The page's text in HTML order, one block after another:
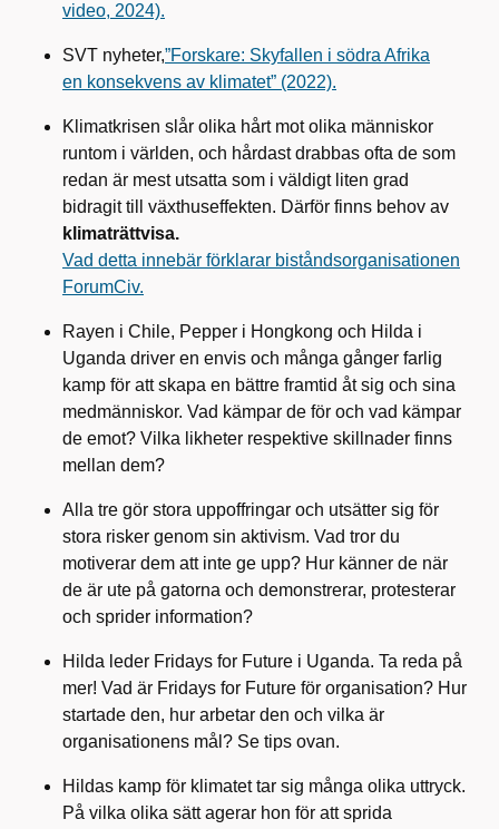
video, 2024).
SVT nyheter,”Forskare: Skyfallen i södra Afrika
en konsekvens av klimatet” (2022).
Klimatkrisen slår olika hårt mot olika människor
runtom i världen, och hårdast drabbas ofta de som
redan är mest utsatta som i väldigt liten grad
bidragit till växthuseffekten. Därför finns behov av
klimaträttvisa.
Vad detta innebär förklarar biståndsorganisationen
ForumCiv.
Rayen i Chile, Pepper i Hongkong och Hilda i
Uganda driver en envis och många gånger farlig
kamp för att skapa en bättre framtid åt sig och sina
medmänniskor. Vad kämpar de för och vad kämpar
de emot? Vilka likheter respektive skillnader finns
mellan dem?
Alla tre gör stora uppoffringar och utsätter sig för
stora risker genom sin aktivism. Vad tror du
motiverar dem att inte ge upp? Hur känner de när
de är ute på gatorna och demonstrerar, protesterar
och sprider information?
Hilda leder Fridays for Future i Uganda. Ta reda på
mer! Vad är Fridays for Future för organisation? Hur
startade den, hur arbetar den och vilka är
organisationens mål? Se tips ovan.
Hildas kamp för klimatet tar sig många olika uttryck.
På vilka olika sätt agerar hon för att sprida